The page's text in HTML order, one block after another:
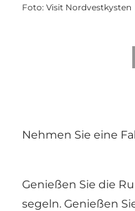
Foto: Visit Nordvestkysten
Nehmen Sie eine
Genießen Sie die
segeln. Genießen